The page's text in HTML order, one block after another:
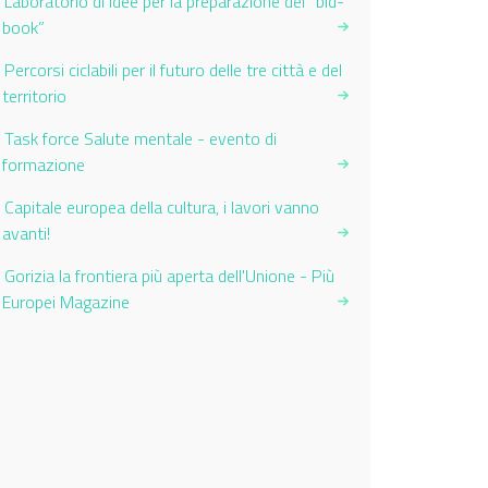
book”
Percorsi ciclabili per il futuro delle tre città e del
territorio
Task force Salute mentale - evento di
formazione
Capitale europea della cultura, i lavori vanno
avanti!
Gorizia la frontiera più aperta dell'Unione - Più
Europei Magazine